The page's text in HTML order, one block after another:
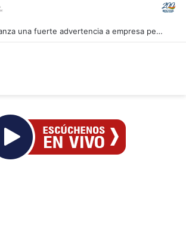
Groenlandia lanza una fuerte advertencia a empresa petrolera vinculada a Trump